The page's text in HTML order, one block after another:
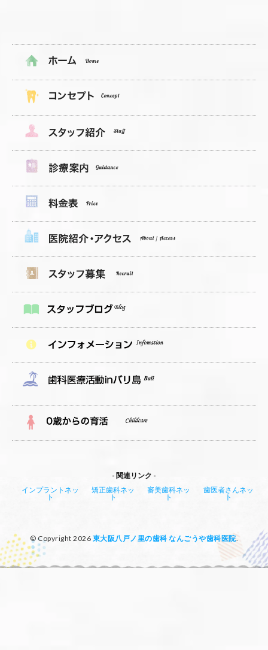
関連リンク
インプラントネッ
ト
矯正歯科ネッ
ト
審美歯科ネッ
ト
歯医者さんネッ
ト
© Copyright 2026 東大阪八戸ノ里の歯科 なんごうや歯科医院.